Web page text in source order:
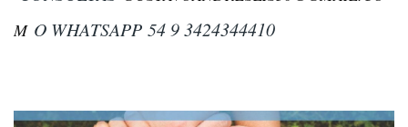
MO WHATSAPP 54 9 3424344410